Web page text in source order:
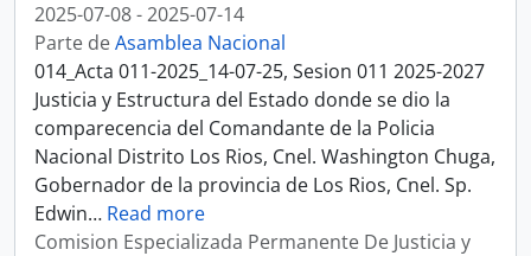
2025-07-08 - 2025-07-14
Parte deAsamblea Nacional
014_Acta 011-2025_14-07-25, Sesion 011 2025-2027
Justicia y Estructura del Estado donde se dio la
comparecencia del Comandante de la Policia
Nacional Distrito Los Rios, Cnel. Washington Chuga,
Gobernador de la provincia de Los Rios, Cnel. Sp.
Edwin… Read more
Comision Especializada Permanente De Justicia y